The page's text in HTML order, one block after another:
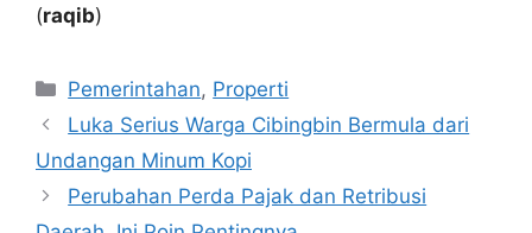
(raqib)
Kategori
Pemerintahan, Properti
Luka Serius Warga Cibingbin Bermula dari
Undangan Minum Kopi
Perubahan Perda Pajak dan Retribusi